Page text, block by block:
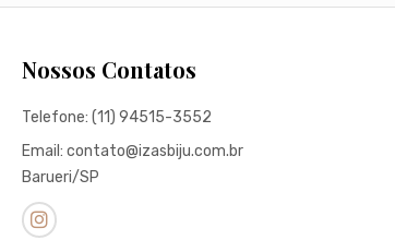
Nossos Contatos
Telefone: (11) 94515-3552
Email: contato@izasbiju.com.br
Barueri/SP